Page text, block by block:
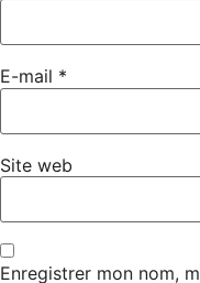
E-mail *
Site web
Enregistrer mon nom,